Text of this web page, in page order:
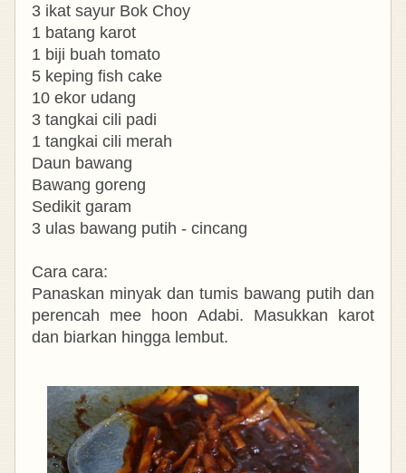
3 ikat sayur Bok Choy
1 batang karot
1 biji buah tomato
5 keping fish cake
10 ekor udang
3 tangkai cili padi
1 tangkai cili merah
Daun bawang
Bawang goreng
Sedikit garam
3 ulas bawang putih - cincang
Cara cara:
Panaskan minyak dan tumis bawang putih dan
perencah mee hoon Adabi. Masukkan karot
dan biarkan hingga lembut.